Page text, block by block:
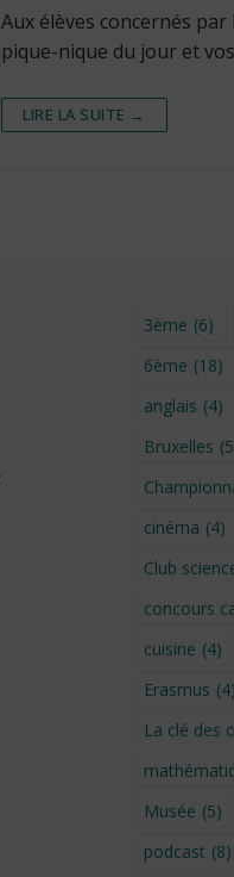
Aux élèves concernés par
pique-nique du jour et
LIRE LA SUITE →
3ème (6)
6ème (18)
anglais (4)
Bruxelles
cinéma (4)
Club
concours
cuisine (4)
Erasmus (4)
La clé des
Musée (5)
podcast (8)